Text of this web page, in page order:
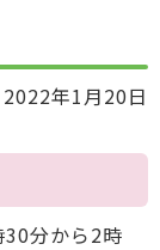
年1月20日
分から2時